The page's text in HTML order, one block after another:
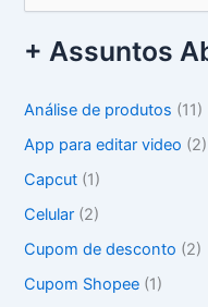
e
q
s
a
p
o
:
+ Assuntos
Análise de produtos (11)
App para editar video (2)
Capcut (1)
Celular (2)
Cupom de desconto (2)
Cupom Shopee (1)